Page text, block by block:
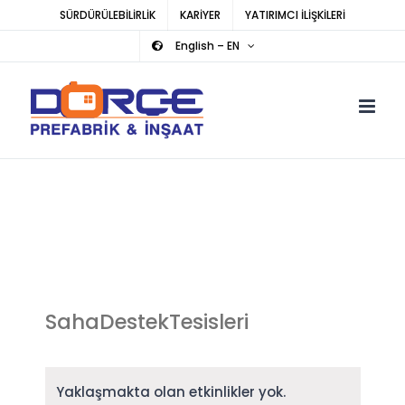
SÜRDÜRÜLEBİLİRLİK KARİYER
YATIRIMCI İLİŞKİLERİ
English – EN
SahaDestekTesisleri
Yaklaşmakta olan etkinlikler yok.